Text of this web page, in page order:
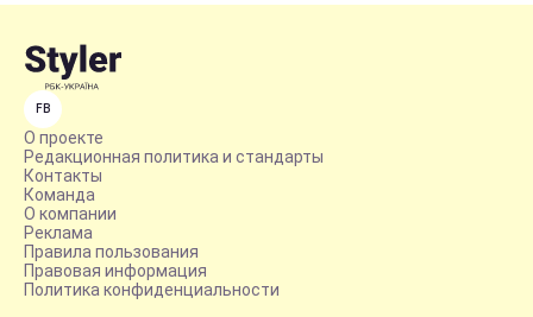
FB
О проекте
Редакционная политика и стандарты
Контакты
Команда
О компании
Реклама
Правила пользования
Правовая информация
Политика конфиденциальности